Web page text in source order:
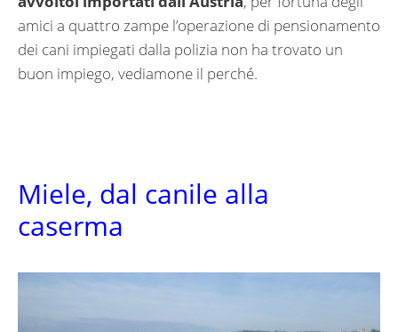
amici a quattro zampe l’operazione di pensionamento
dei cani impiegati dalla polizia non ha trovato un
buon impiego, vediamone il perché.
Miele, dal canile alla
caserma